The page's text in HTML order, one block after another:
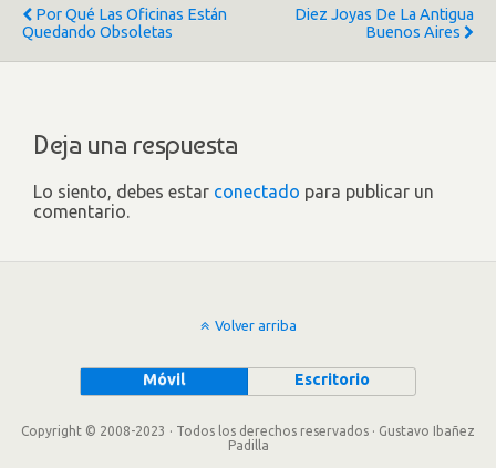
Por Qué Las Oficinas Están
Quedando Obsoletas
Diez Joyas De La Antigua
Buenos Aires
Deja una respuesta
Lo siento, debes estar conectado para publicar un
comentario.
Volver arriba
Móvil Escritorio
Copyright © 2008-2023 · Todos los derechos reservados · Gustavo Ibañez
Padilla